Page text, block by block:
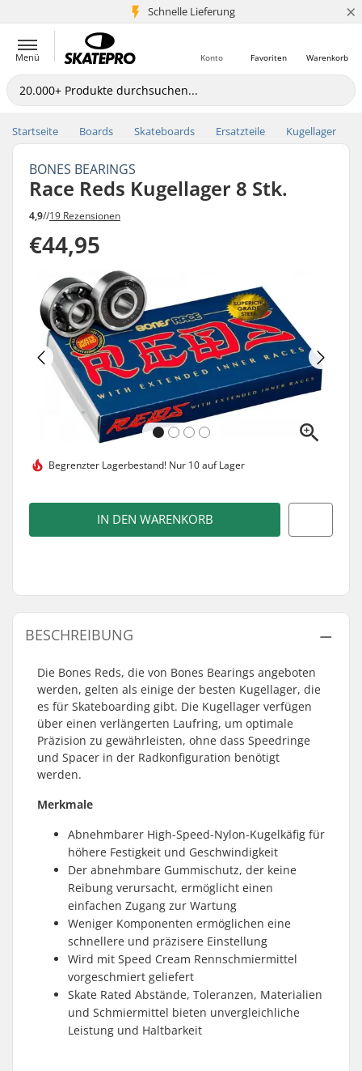
Schnelle Lieferung
5+ Mio. Kunden ×
Menü Warenkorb
Favoriten
Konto
Startseite Boards Skateboards Ersatzteile Kugellager
BONES BEARINGS
Race Reds Kugellager 8 Stk.
4,9//19 Rezensionen
€44,95
Begrenzter Lagerbestand! Nur 10 auf Lager
IN DEN WARENKORB
BESCHREIBUNG
Die Bones Reds, die von Bones Bearings angeboten
werden, gelten als einige der besten Kugellager, die
es für Skateboarding gibt. Die Kugellager verfügen
über einen verlängerten Laufring, um optimale
Präzision zu gewährleisten, ohne dass Speedringe
und Spacer in der Radkonfiguration benötigt
werden.
Merkmale
Abnehmbarer High-Speed-Nylon-Kugelkäfig für
höhere Festigkeit und Geschwindigkeit
Der abnehmbare Gummischutz, der keine
Reibung verursacht, ermöglicht einen
einfachen Zugang zur Wartung
Weniger Komponenten ermöglichen eine
schnellere und präzisere Einstellung
Wird mit Speed Cream Rennschmiermittel
vorgeschmiert geliefert
Skate Rated Abstände, Toleranzen, Materialien
und Schmiermittel bieten unvergleichliche
Leistung und Haltbarkeit